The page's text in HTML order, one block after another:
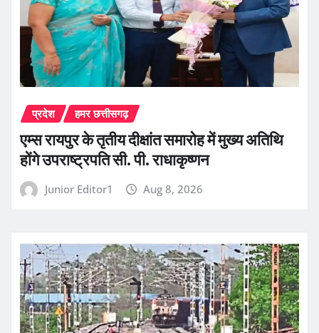
प्रदेश हमर छत्तीसगढ़
एम्स रायपुर के तृतीय दीक्षांत समारोह में मुख्य अतिथि
होंगे उपराष्ट्रपति सी. पी. राधाकृष्णन
Junior Editor1 Aug 8, 2026